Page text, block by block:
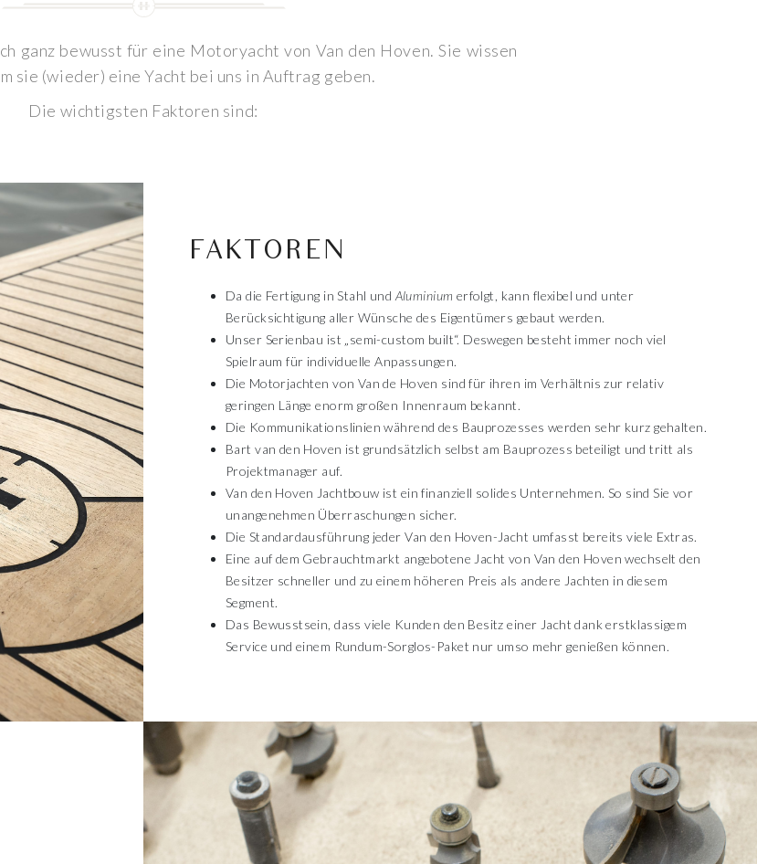
ganz bewusst für eine Motoryacht von Van den Hoven. Sie wissen
sie (wieder) eine Yacht bei uns in Auftrag geben.
Die wichtigsten Faktoren sind:
FAKTOREN
Da die Fertigung in Stahl und Aluminium erfolgt, kann flexibel und unter
Berücksichtigung aller Wünsche des Eigentümers gebaut werden.
Unser Serienbau ist „semi-custom built“. Deswegen besteht immer noch viel
Spielraum für individuelle Anpassungen.
Die Motorjachten von Van de Hoven sind für ihren im Verhältnis zur relativ
geringen Länge enorm großen Innenraum bekannt.
Die Kommunikationslinien während des Bauprozesses werden sehr kurz gehalten.
Bart van den Hoven ist grundsätzlich selbst am Bauprozess beteiligt und tritt als
Projektmanager auf.
Van den Hoven Jachtbouw ist ein finanziell solides Unternehmen. So sind Sie vor
unangenehmen Überraschungen sicher.
Die Standardausführung jeder Van den Hoven-Jacht umfasst bereits viele Extras.
Eine auf dem Gebrauchtmarkt angebotene Jacht von Van den Hoven wechselt den
Besitzer schneller und zu einem höheren Preis als andere Jachten in diesem
Segment.
Das Bewusstsein, dass viele Kunden den Besitz einer Jacht dank erstklassigem
Service und einem Rundum-Sorglos-Paket nur umso mehr genießen können.